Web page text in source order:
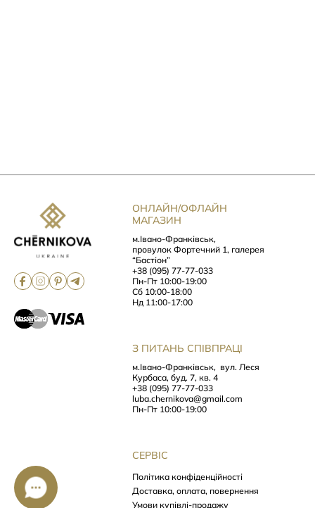
ОНЛАЙН/ОФЛАЙН
МАГАЗИН
м.Івано-Франківськ,
провулок Фортечний 1, галерея
“Бастіон”
+38 (095) 77-77-033
Пн-Пт 10:00-19:00
Сб 10:00-18:00
Нд 11:00-17:00
З ПИТАНЬ СПІВПРАЦІ
м.Івано-Франківськ, вул. Леся
Курбаса, буд. 7, кв. 4
+38 (095) 77-77-033
luba.chernikova@gmail.com
Пн-Пт 10:00-19:00
СЕРВІС
Політика конфіденційності
Доставка, оплата, повернення
Умови купівлі-продажу